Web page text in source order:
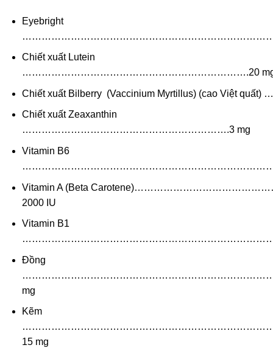
Eyebright
Chiết xuất Lutein
…………………………………………………………….20
Chiết xuất Bilberry (Vaccinium Myrtillus) (cao Việt quất)
Chiết xuất Zeaxanthin
……………………………………………………….3 mg
Vitamin B6
Vitamin A (Beta
2000 IU
Vitamin B1
Đồng
mg
Kẽm
15 mg